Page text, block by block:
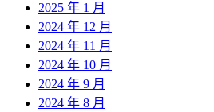
2025 年 1 月
2024 年 12 月
2024 年 11 月
2024 年 10 月
2024 年 9 月
2024 年 8 月